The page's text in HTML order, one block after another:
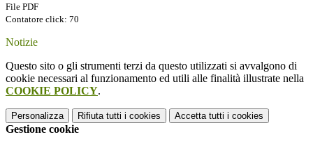
File PDF
Contatore click: 70
Notizie
Questo sito o gli strumenti terzi da questo utilizzati si avvalgono di
cookie necessari al funzionamento ed utili alle finalità illustrate nella
COOKIE POLICY.
Personalizza Rifiuta tutti i cookies Accetta tutti i cookies
Gestione cookie